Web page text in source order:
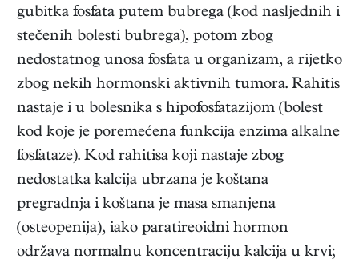
gubitka fosfata putem bubrega (kod nasljednih i
stečenih bolesti bubrega), potom zbog
nedostatnog unosa fosfata u organizam, a rijetko
zbog nekih hormonski aktivnih tumora. Rahitis
nastaje i u bolesnika s hipofosfatazijom (bolest
kod koje je poremećena funkcija enzima alkalne
fosfataze). Kod rahitisa koji nastaje zbog
nedostatka kalcija ubrzana je koštana
pregradnja i koštana je masa smanjena
(osteopenija), iako paratireoidni hormon
održava normalnu koncentraciju kalcija u krvi;